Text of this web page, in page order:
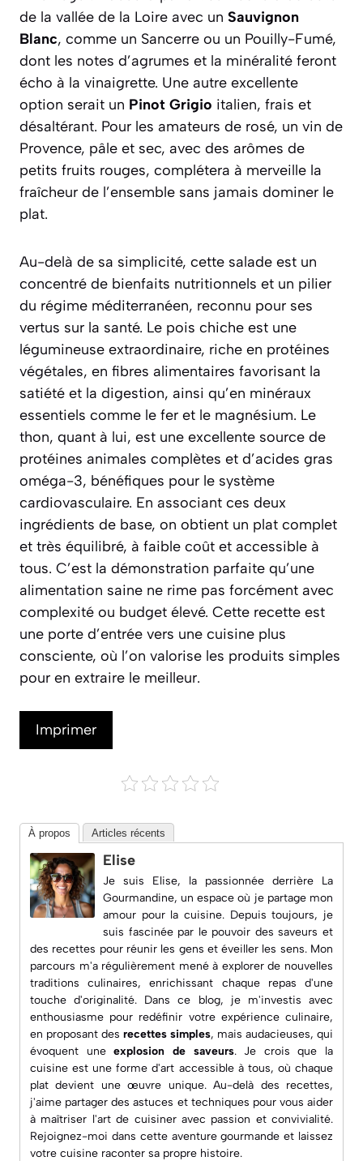
de la vallée de la Loire avec un Sauvignon
Blanc, comme un Sancerre ou un Pouilly-Fumé,
dont les notes d’agrumes et la minéralité feront
écho à la vinaigrette. Une autre excellente
option serait un Pinot Grigio italien, frais et
désaltérant. Pour les amateurs de rosé, un vin de
Provence, pâle et sec, avec des arômes de
petits fruits rouges, complétera à merveille la
fraîcheur de l’ensemble sans jamais dominer le
plat.
Au-delà de sa simplicité, cette salade est un
concentré de bienfaits nutritionnels et un pilier
du régime méditerranéen, reconnu pour ses
vertus sur la santé. Le pois chiche est une
légumineuse extraordinaire, riche en protéines
végétales, en fibres alimentaires favorisant la
satiété et la digestion, ainsi qu’en minéraux
essentiels comme le fer et le magnésium. Le
thon, quant à lui, est une excellente source de
protéines animales complètes et d’acides gras
oméga-3, bénéfiques pour le système
cardiovasculaire. En associant ces deux
ingrédients de base, on obtient un plat complet
et très équilibré, à faible coût et accessible à
tous. C’est la démonstration parfaite qu’une
alimentation saine ne rime pas forcément avec
complexité ou budget élevé. Cette recette est
une porte d’entrée vers une cuisine plus
consciente, où l’on valorise les produits simples
pour en extraire le meilleur.
Imprimer
À propos Articles récents
Elise
Je suis Elise, la passionnée derrière La
Gourmandine, un espace où je partage mon
amour pour la cuisine. Depuis toujours, je
suis fascinée par le pouvoir des saveurs et
des recettes pour réunir les gens et éveiller les sens. Mon
parcours m'a régulièrement mené à explorer de nouvelles
traditions culinaires, enrichissant chaque repas d'une
touche d'originalité. Dans ce blog, je m'investis avec
enthousiasme pour redéfinir votre expérience culinaire,
en proposant des recettes simples, mais audacieuses, qui
évoquent uneexplosion de saveurs. Je crois que la
cuisine est une forme d'art accessible à tous, où chaque
plat devient une œuvre unique. Au-delà des recettes,
j'aime partager des astuces et techniques pour vous aider
à maîtriser l'art de cuisiner avec passion et convivialité.
Rejoignez-moi dans cette aventure gourmande et laissez
votre cuisine raconter sa propre histoire.